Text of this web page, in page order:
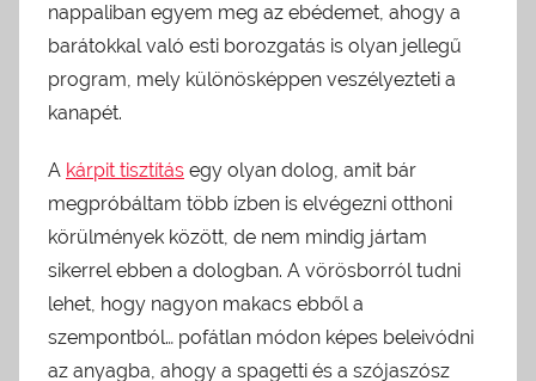
nappaliban egyem meg az ebédemet, ahogy a
barátokkal való esti borozgatás is olyan jellegű
program, mely különösképpen veszélyezteti a
kanapét.
A kárpit tisztítás egy olyan dolog, amit bár
megpróbáltam több ízben is elvégezni otthoni
körülmények között, de nem mindig jártam
sikerrel ebben a dologban. A vörösborról tudni
lehet, hogy nagyon makacs ebből a
szempontból… pofátlan módon képes beleivódni
az anyagba, ahogy a spagetti és a szójaszósz